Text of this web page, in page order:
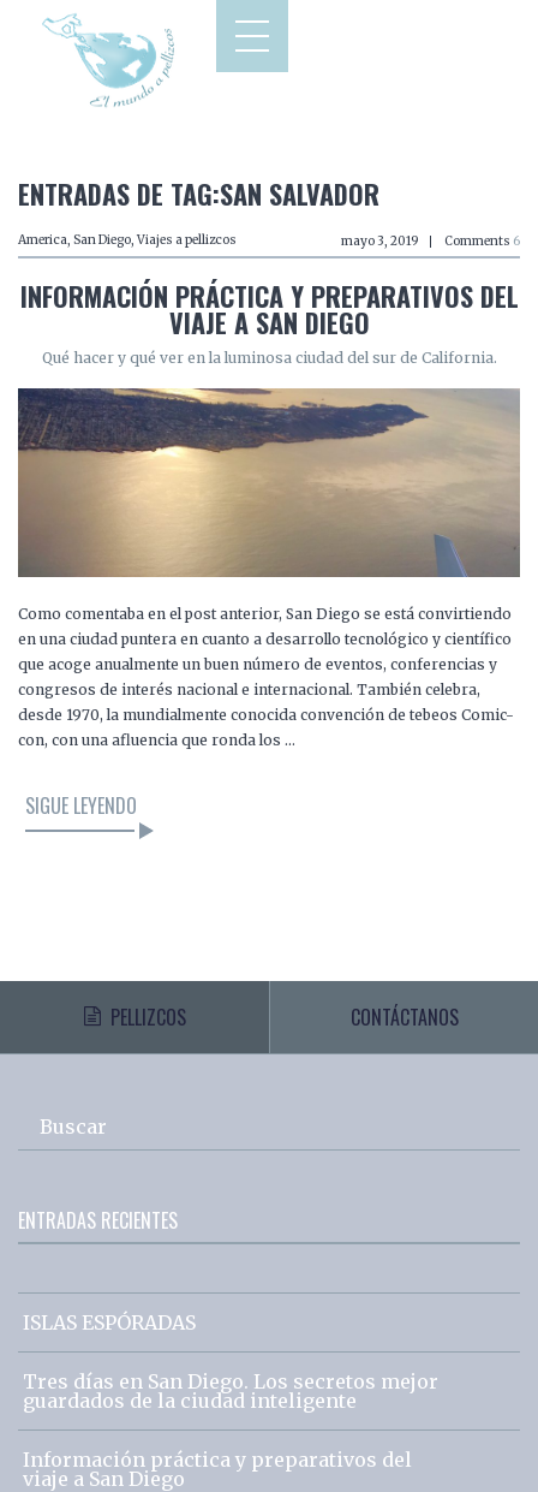
ENTRADAS DE TAG:SAN SALVADOR
America, San Diego, Viajes a pellizcos mayo 3, 2019 Comments 6
INFORMACIÓN PRÁCTICA Y PREPARATIVOS DEL
VIAJE A SAN DIEGO
Qué hacer y qué ver en la luminosa ciudad del sur de California.
Como comentaba en el post anterior, San Diego se está convirtiendo
en una ciudad puntera en cuanto a desarrollo tecnológico y científico
que acoge anualmente un buen número de eventos, conferencias y
congresos de interés nacional e internacional. También celebra,
desde 1970, la mundialmente conocida convención de tebeos Comic-
con, con una afluencia que ronda los …
SIGUE LEYENDO
PELLIZCOS CONTÁCTANOS
Buscar
ENTRADAS RECIENTES
ISLAS ESPÓRADAS
Tres días en San Diego. Los secretos mejor
guardados de la ciudad inteligente
Información práctica y preparativos del
viaje a San Diego